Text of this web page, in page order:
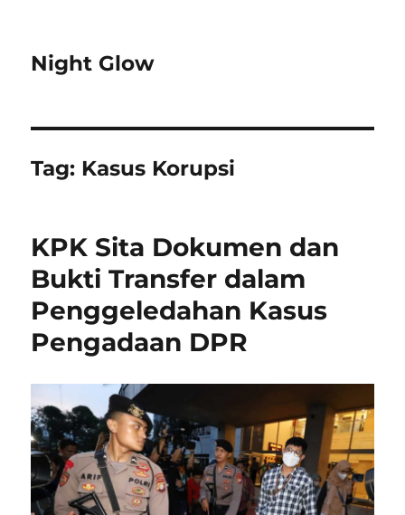
Night Glow
Tag: Kasus Korupsi
KPK Sita Dokumen dan
Bukti Transfer dalam
Penggeledahan Kasus
Pengadaan DPR